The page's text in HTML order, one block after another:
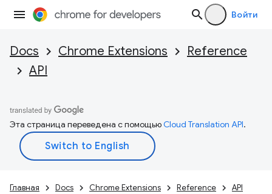
Войти
Docs Chrome Extensions
Reference
API
Эта страница переведена с помощьюCloud Translation API.
Главная Docs Chrome Extensions Reference API